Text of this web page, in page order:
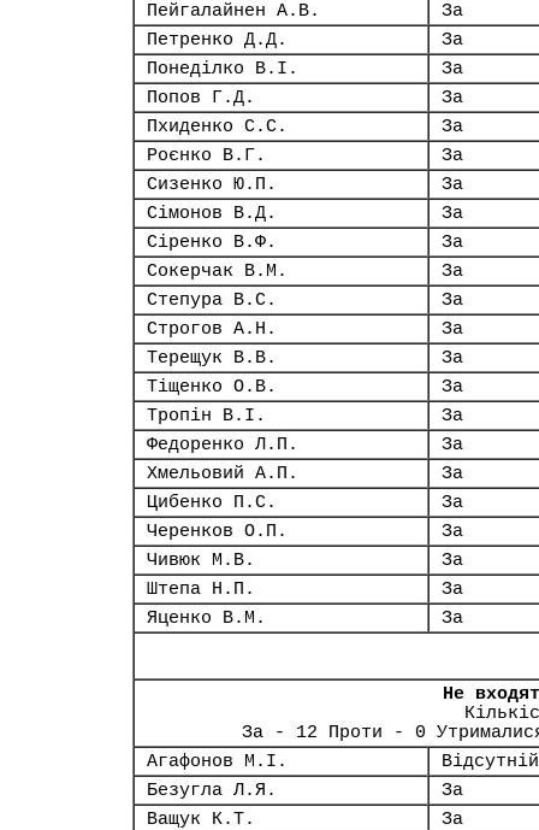
Пейгалайнен А.В.
За
Петренко Д.Д.
За
Понеділко В.І.
За
Попов Г.Д.
За
Пхиденко С.С.
За
Роєнко В.Г.
За
Сизенко Ю.П.
За
Сімонов В.Д.
За
Сіренко В.Ф.
За
Сокерчак В.М.
За
Степура В.С.
За
Строгов А.Н.
За
Терещук В.В.
За
Тіщенко О.В.
За
Тропін В.І.
За
Федоренко Л.П.
За
Хмельовий А.П.
За
Цибенко П.С.
За
Черенков О.П.
За
Чивюк М.В.
За
Штепа Н.П.
За
Яценко В.М.
За
Не
За - 12 Проти - 0
Агафонов М.І.
Відсутній
Безугла Л.Я.
За
Ващук К.Т.
За